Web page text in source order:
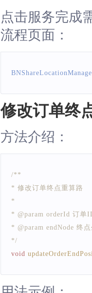
点击服务完成
流程页面：
修改订单终
方法介绍：
/**
* 修改订单终点重算路
*
* @param orderId 订单
* @param endNode 终
*/
void